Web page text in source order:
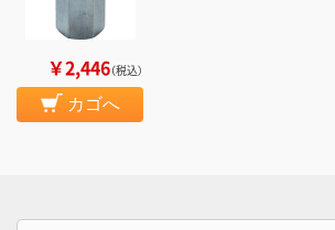
￥2,446（税込）
カゴへ